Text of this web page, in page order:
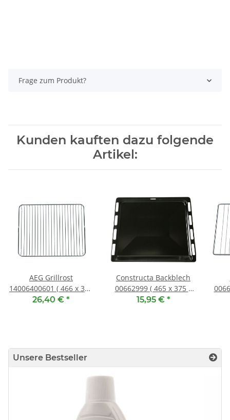
Frage zum Produkt?
Kunden kauften dazu folgende
Artikel:
AEG Grillrost
14006400601 ( 466 x 385
mm )
26,40 € *
Constructa Backblech
00662999 ( 465 x 375 x
29 mm )
15,95 € *
Unsere Bestseller